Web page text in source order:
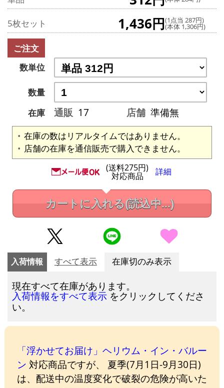
5枚セット 1,436円(1点当 287円)
(本体 1,306円)
ご注文
数単位
数量
在庫
通販 17 店舗 準備無
在庫の数はリアルタイムではありません。
店舗の在庫を通信販売で購入できません。
(送料275円)
対応商品 詳細
カートに入れる(読込中...)
入荷情報 すべて表示 在庫切のみ表示
現在すべて在庫があります。
入荷情報をすべて表示 をクリックしてくださ
い。
「浮かせてお届け」ヘリウム・イン・バルー
ン 対応商品ですが、 夏季(7月1日-9月30日)
は、配送中の温度変化で破裂の危険が高いた